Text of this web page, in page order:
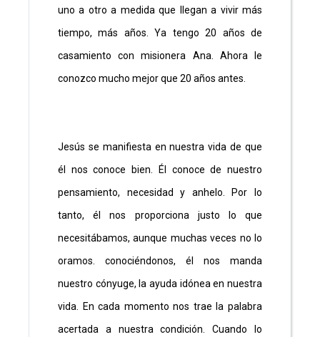
uno a otro a medida que llegan a vivir más
tiempo, más años. Ya tengo 20 años de
casamiento con misionera Ana. Ahora le
conozco mucho mejor que 20 años antes.
Jesús se manifiesta en nuestra vida de que
él nos conoce bien. Él conoce de nuestro
pensamiento, necesidad y anhelo. Por lo
tanto, él nos proporciona justo lo que
necesitábamos, aunque muchas veces no lo
oramos. conociéndonos, él nos manda
nuestro cónyuge, la ayuda idónea en nuestra
vida. En cada momento nos trae la palabra
acertada a nuestra condición. Cuando lo